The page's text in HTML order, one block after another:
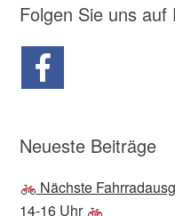
Folgen Sie uns auf
Neueste Beiträge
Nächste
14-16 Uhr